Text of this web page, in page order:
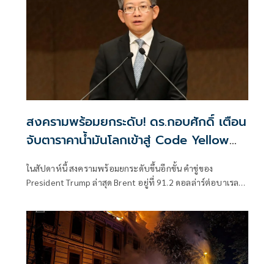
สงครามพร้อมยกระดับ! ดร.กอบศักดิ์ เตือน
จับตาราคาน้ำมันโลกเข้าสู่ Code Yellow
ในสัปดาห์นี้ สงครามพร้อมยกระดับขึ้นอีกขั้น คำขู่ของ
President Trump ล่าสุด Brent อยู่ที่ 91.2 ดอลล่าร์ต่อบาเรล
ของ 2 ฝ่าย